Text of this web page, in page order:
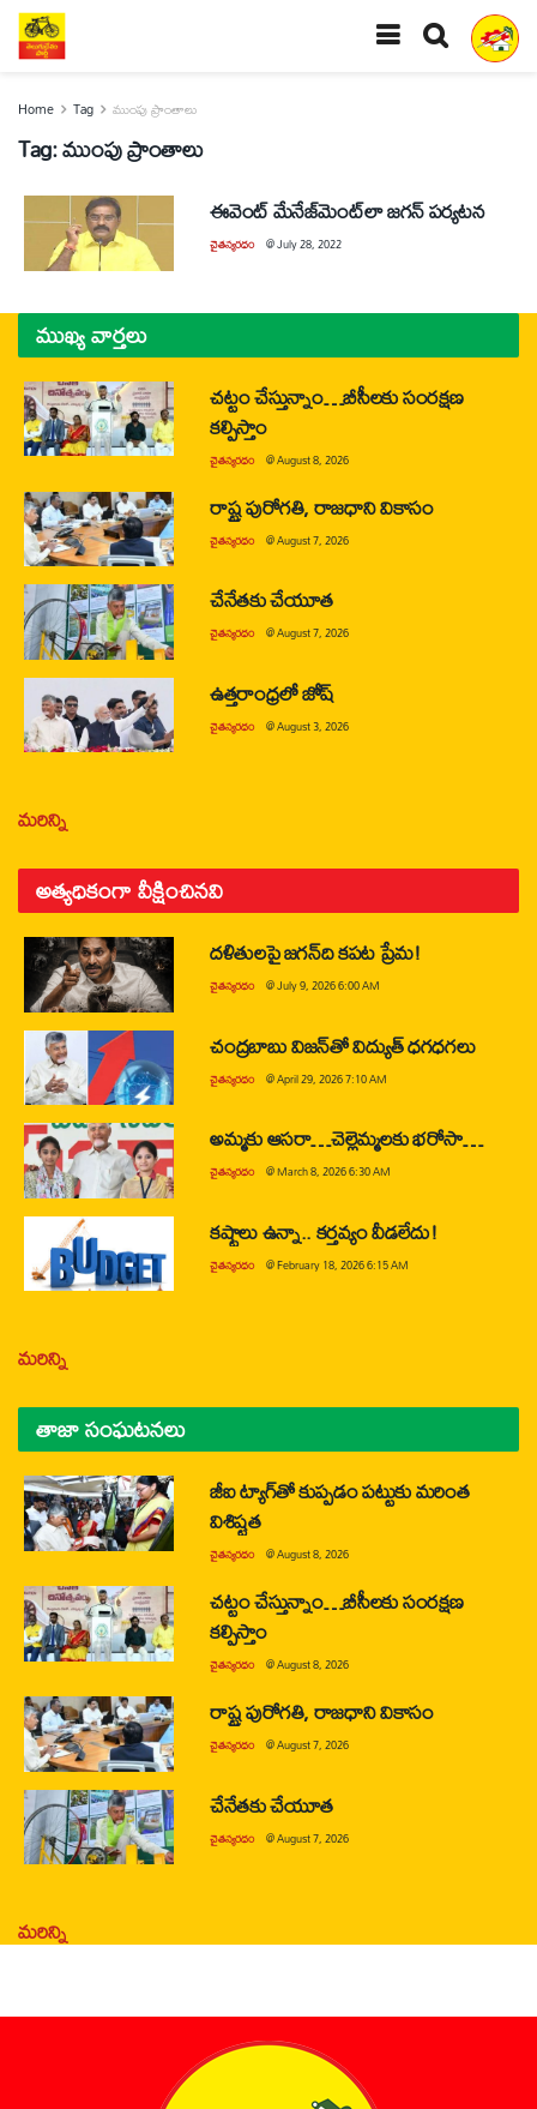
Home Tag ముంపు ప్రాంతాలు
Tag:ముంపు ప్రాంతాలు
ఈవెంట్‌ మేనేజ్‌మెంట్‌లా జగన్‌ పర్యటన
చైతన్యరధం @July 28, 2022
ముఖ్య వార్తలు
చట్టం చేస్తున్నాం…బీసీలకు సంరక్షణ
కల్పిస్తాం
చైతన్యరధం @August 8, 2026
రాష్ట్ర పురోగతి, రాజధాని వికాసం
చైతన్యరధం @August 7, 2026
చేనేతకు చేయూత
చైతన్యరధం @August 7, 2026
ఉత్తరాంధ్రలో జోష్
చైతన్యరధం @August 3, 2026
మరిన్ని
అత్యధికంగా వీక్షించినవి
దళితులపై జగన్‌ది కపట ప్రేమ!
చైతన్యరధం @July 9, 2026 6:00 AM
చంద్రబాబు విజన్‌తో విద్యుత్ ధగధగలు
చైతన్యరధం @April 29, 2026 7:10 AM
అమ్మకు ఆసరా…చెల్లెమ్మలకు భరోసా…
చైతన్యరధం @March 8, 2026 6:30 AM
కష్టాలు ఉన్నా.. కర్తవ్యం వీడలేదు!
చైతన్యరధం @February 18, 2026 6:15 AM
మరిన్ని
తాజా సంఘటనలు
జీఐ ట్యాగ్‌తో కుప్పడం పట్టుకు మరింత
విశిష్టత
చైతన్యరధం @August 8, 2026
చట్టం చేస్తున్నాం…బీసీలకు సంరక్షణ
కల్పిస్తాం
చైతన్యరధం @August 8, 2026
రాష్ట్ర పురోగతి, రాజధాని వికాసం
చైతన్యరధం @August 7, 2026
చేనేతకు చేయూత
చైతన్యరధం @August 7, 2026
మరిన్ని